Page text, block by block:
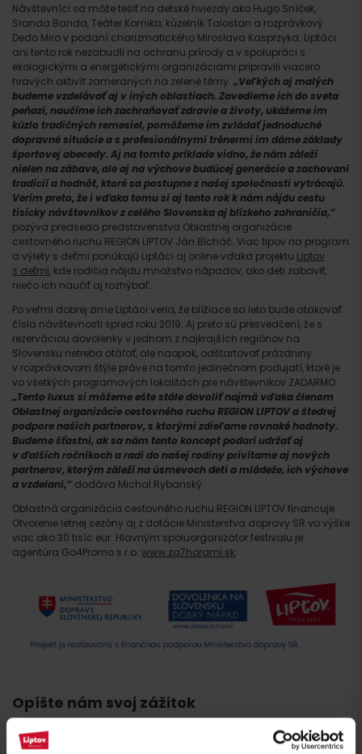
Návštevníci sa môže tešiť na detské hviezdy ako Hugo Sníček,
Sranda Banda, Teáter Komika, kúzelník Talostan a rozprávkový
Dedo Miro v podaní charizmatického Miroslava Kasprzyka. Liptáci
ani tento rok nezabudli na ochranu prírody a v spolupráci s
ekologickými a energetickými organizáciami pripravili viacero
hravých aktivít zameraných na zelené témy. „Veľkých aj malých
budeme vzdelávať aj v iných oblastiach. Zavedieme ich do sveta
peňazí, naučíme ich zachraňovať zdravie a životy, ukážeme im
kúzlo tradičných remesiel, pomôžeme im zvládať jednoduché
dopravné situácie a s profesionálnymi trénermi im dáme základy
športovej abecedy. Aj na tomto príklade vidno, že nám záleží
nielen na zábave, ale aj na výchove budúcej generácie a zachovaní
tradícií a hodnôt, ktoré sa postupne z našej spoločnosti vytrácajú.
Verím preto, že i vďaka tomu si aj tento rok k nám nájdu cestu
tisícky návštevníkov z celého Slovenska aj blízkeho zahraničia,“
pozýva predseda predstavenstva Oblastnej organizácie
cestovného ruchu REGION LIPTOV Ján Blcháč. Viac tipov na program
a výlety s deťmi ponúkajú Liptáci aj online vďaka projektu Liptov
s deťmi, kde rodičia nájdu množstvo nápadov, ako deti zabaviť,
niečo ich naučiť aj rozhýbať.
Po veľmi dobrej zime Liptáci veria, že blížiace sa leto bude atakovať
čísla návštevnosti spred roku 2019. Aj preto sú presvedčení, že s
rezerváciou dovolenky v jednom z najkrajších regiónov na
Slovensku netreba otáľať, ale naopak, odštartovať prázdniny
v rozprávkovom štýle práve na tomto jedinečnom podujatí, ktoré je
vo všetkých programových lokalitách pre návštevníkov ZADARMO.
„Tento luxus si môžeme ešte stále dovoliť najmä vďaka členom
Oblastnej organizácie cestovného ruchu REGION LIPTOV a štedrej
podpore našich partnerov, s ktorými zdieľame rovnaké hodnoty.
Budeme šťastní, ak sa nám tento koncept podarí udržať aj
v ďalších ročníkoch a radi do našej rodiny privítame aj nových
partnerov, ktorým záleží na úsmevoch detí a mládeže, ich výchove
a vzdelaní,“ dodáva Michal Rybanský.
Oblastná organizácia cestovného ruchu REGION LIPTOV financuje
Otvorenie letnej sezóny aj z dotácie Ministerstva dopravy SR vo výške
viac ako 30 tisíc eur. Hlavným spoluorganizátor festivalu je
agentúra Go4Promo s.r.o. www.za7horami.sk.
Opíšte nám svoj zážitok
Vaša e-mailová adresa nebude zverejnená.
Vyžadované polia sú
označené
Príchod